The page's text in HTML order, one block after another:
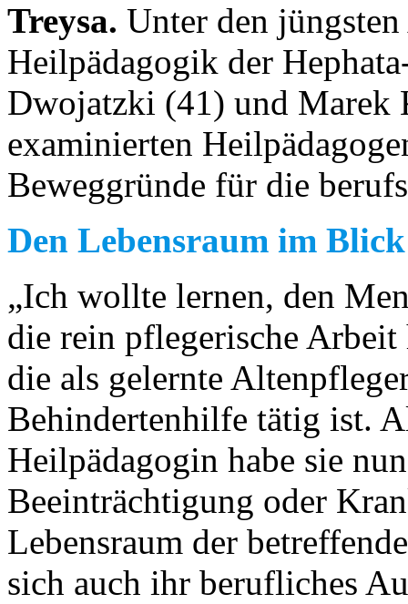
Treysa. Unter den
Heilpädagogik der
Dwojatzki (41) und Marek
examinierten
Beweggründe für die
Den Lebensraum im Blick
„Ich wollte lernen, den
die rein pflegerische
die als gelernte
Behindertenhilfe tätig ist.
Heilpädagogin habe sie
Beeinträchtigung oder
Lebensraum der
sich auch ihr berufliches